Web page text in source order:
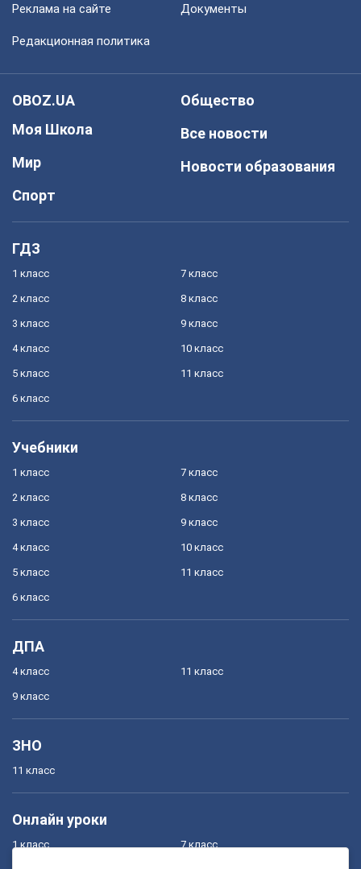
Реклама на сайте Документы
Редакционная политика
OBOZ.UA
Моя Школа
Мир
Спорт
Общество
Все новости
Новости образования
ГДЗ
1 класс
2 класс
3 класс
4 класс
5 класс
6 класс
7 класс
8 класс
9 класс
10 класс
11 класс
Учебники
1 класс
2 класс
3 класс
4 класс
5 класс
6 класс
7 класс
8 класс
9 класс
10 класс
11 класс
ДПА
4 класс
9 класс
11 класс
ЗНО
11 класс
Онлайн уроки
1 класс 7 класс